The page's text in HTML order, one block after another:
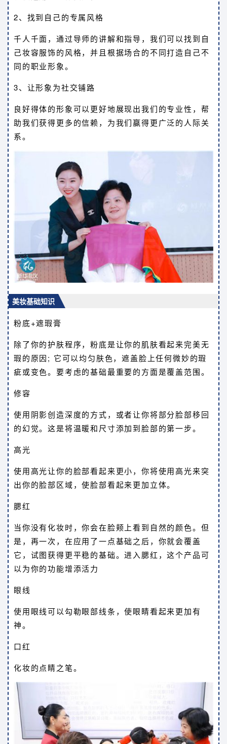
2、找到自己的专属风格
千人千面，通过导师的讲解和指导，我们可以找到自
己妆容服饰的风格，并且根据场合的不同打造自己不
同的职业形象。
3、让形象为社交铺路
良好得体的形象可以更好地展现出我们的专业性，帮
助我们获得更多的信赖，为我们赢得更广泛的人际关
系。
美妆基础知识
粉底+遮瑕膏
除了你的护肤程序，粉底是让你的肌肤看起来完美无
瑕的原因; 它可以均匀肤色，遮盖脸上任何微妙的瑕
疵或变色。要考虑的基础最重要的方面是覆盖范围。
修容
使用阴影创造深度的方式，或者让你将部分脸部移回
的幻觉。这是将温暖和尺寸添加到脸部的第一步。
高光
使用高光让你的脸部看起来更小，你将使用高光来突
出你的脸部区域，使脸部看起来更加立体。
腮红
当你没有化妆时，你会在脸颊上看到自然的颜色。但
是，再一次，在应用了一点基础之后，你就会覆盖
它，试图获得更平稳的基础。进入腮红，这个产品可
以为你的功能增添活力
眼线
使用眼线可以勾勒眼部线条，使眼睛看起来更加有
神。
口红
化妆的点睛之笔。